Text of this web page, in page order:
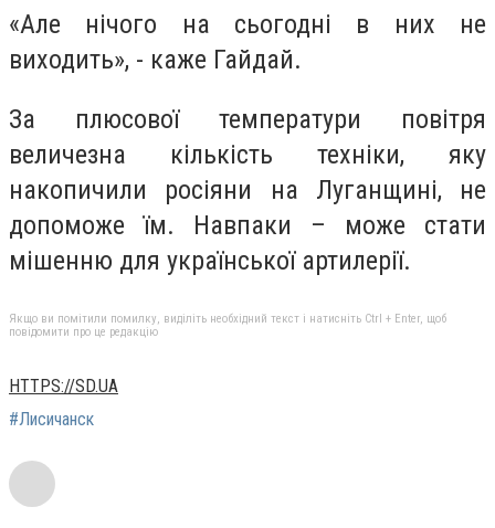
«Але нічого на сьогодні в них не
виходить», - каже Гайдай.
За плюсової температури повітря
величезна кількість техніки, яку
накопичили росіяни на Луганщині, не
допоможе їм. Навпаки – може стати
мішенню для української артилерії.
Якщо ви помітили помилку, виділіть необхідний текст і натисніть Ctrl + Enter, щоб
повідомити про це редакцію
HTTPS://SD.UA
#Лисичанск